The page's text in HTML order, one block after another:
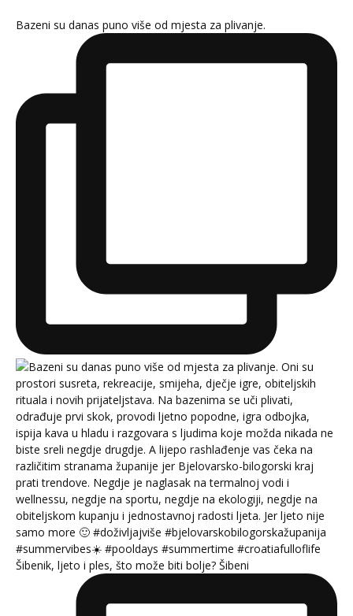
Bazeni su danas puno više od mjesta za plivanje.
Šibenik, ljeto i ples, što može biti bolje? Šibeni